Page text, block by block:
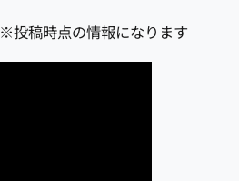
※投稿時点の情報になります